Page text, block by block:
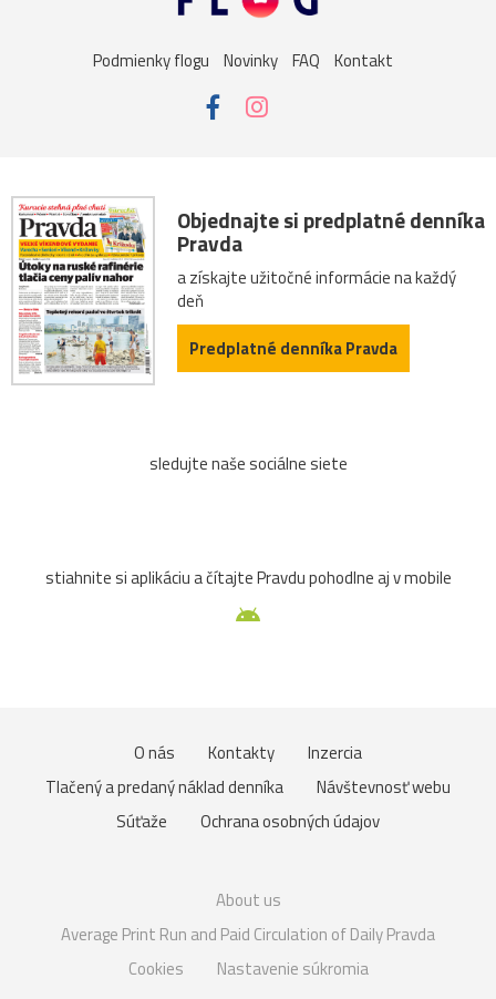
Podmienky flogu Novinky FAQ Kontakt
Objednajte si predplatné denníka
Pravda
a získajte užitočné informácie na každý
deň
Predplatné denníka Pravda
sledujte naše sociálne siete
stiahnite si aplikáciu a čítajte Pravdu pohodlne aj v mobile
O nás Kontakty
Inzercia
Tlačený a predaný náklad denníka
Návštevnosť webu
Súťaže
Ochrana osobných údajov
About us
Average Print Run and Paid Circulation of Daily Pravda
Cookies
Nastavenie súkromia